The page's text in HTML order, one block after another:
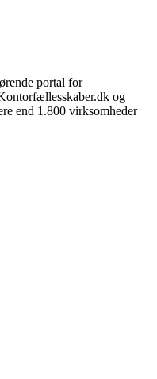
portal for
og
end 1.800 virksomheder